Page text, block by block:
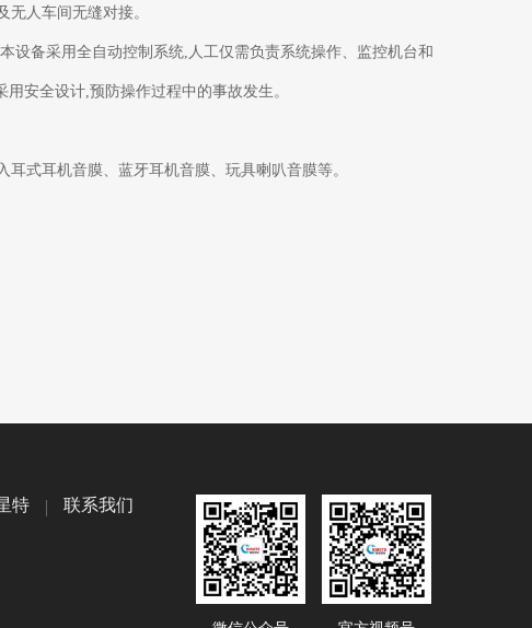
人车间无缝对接。
设备采用全自动控制系统,人工仅需负责系统操作、监控机台和
安全设计,预防操作过程中的事故发生。
式耳机音膜、蓝牙耳机音膜、玩具喇叭音膜等。
特 联系我们